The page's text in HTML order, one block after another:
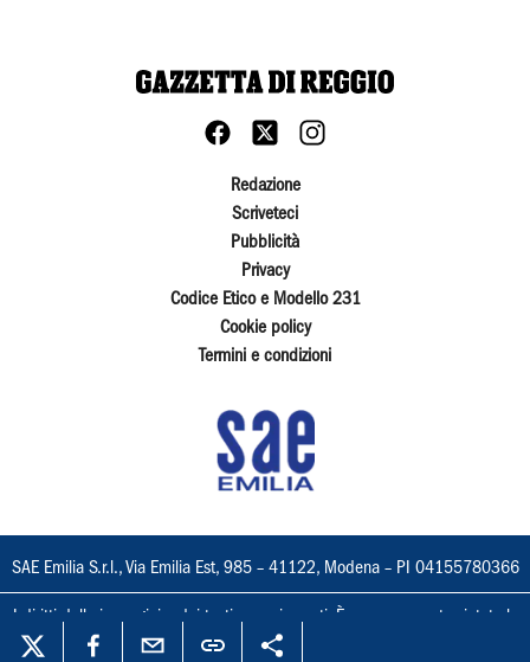
Redazione
Scriveteci
Pubblicità
Privacy
Codice Etico e Modello 231
Cookie policy
Termini e condizioni
SAE Emilia S.r.l., Via Emilia Est, 985 – 41122, Modena – PI 04155780366
I diritti delle immagini e dei testi sono riservati. È espressamente vietata la
loro riproduzione con qualsiasi mezzo e l'adattamento totale o parziale.